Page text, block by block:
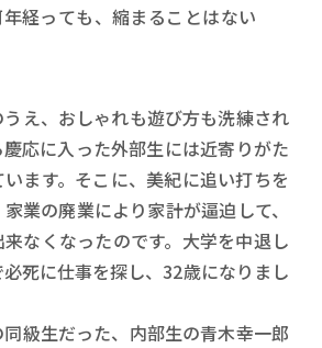
経っても、縮まることはない
え、おしゃれも遊び方も洗練され
応に入った外部生には近寄りがた
ます。そこに、美紀に追い打ちを
業の廃業により家計が逼迫して、
なくなったのです。大学を中退し
死に仕事を探し、32歳になりまし
級生だった、内部生の青木幸一郎